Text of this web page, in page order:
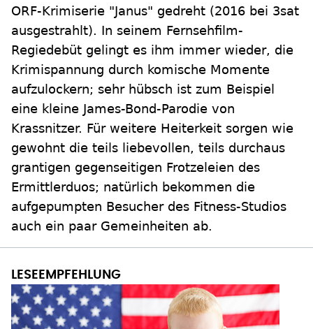
ORF-Krimiserie "Janus" gedreht (2016 bei 3sat
ausgestrahlt). In seinem Fernsehfilm-
Regiedebüt gelingt es ihm immer wieder, die
Krimispannung durch komische Momente
aufzulockern; sehr hübsch ist zum Beispiel
eine kleine James-Bond-Parodie von
Krassnitzer. Für weitere Heiterkeit sorgen wie
gewohnt die teils liebevollen, teils durchaus
grantigen gegenseitigen Frotzeleien des
Ermittlerduos; natürlich bekommen die
aufgepumpten Besucher des Fitness-Studios
auch ein paar Gemeinheiten ab.